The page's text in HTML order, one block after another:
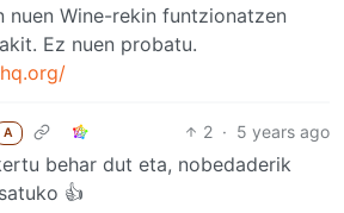
nuen Wine-rekin funtzionatzen
Ez nuen probatu.
A 2 · 5 years ago
behar dut eta, nobedaderik
👍